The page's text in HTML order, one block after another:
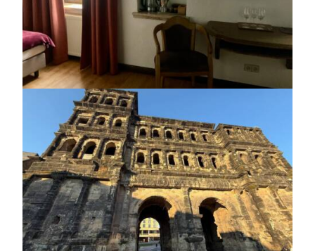
https://jedu.fi/wp-
content/uploads/2026/02/asunto-
2.jpg